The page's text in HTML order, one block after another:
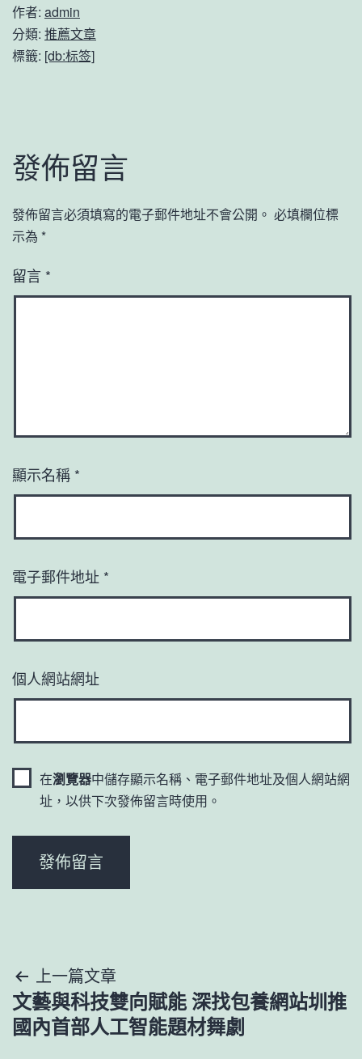
作者: admin
分類: 推薦文章
標籤: [db:标签]
發佈留言
發佈留言必須填寫的電子郵件地址不會公開。 必填欄位標
示為 *
留言 *
顯示名稱 *
電子郵件地址 *
個人網站網址
在瀏覽器中儲存顯示名稱、電子郵件地址及個人網站網
址，以供下次發佈留言時使用。
文
章
上一篇文章
文藝與科技雙向賦能 深找包養網站圳推
國內首部人工智能題材舞劇